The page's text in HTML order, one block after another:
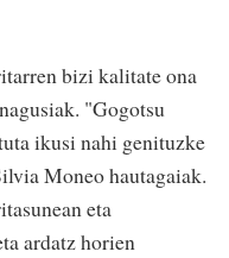
bizi kalitate ona
"Gogotsu
ikusi nahi genituzke
Moneo hautagaiak.
eta
ardatz horien